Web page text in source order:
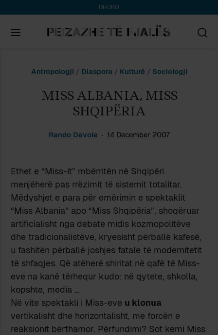
DHURO
SearchAntropologji / Diaspora/ Kulturë / Sociologji
MISS ALBANIA, MISS
SHQIPËRIA
Rando Devole 14 December 2007
Ethet e “Miss-it” mbërritën në Shqipëri
menjëherë pas rrëzimit të sistemit totalitar.
Mëdyshjet e para për emërimin e spektaklit
“Miss Albania” apo “Miss Shqipëria”, shoqëruar
artificialisht nga debate midis kozmopolitëve
dhe tradicionalistëve, kryesisht përballë kafesë,
u fashitën përballë joshjes fatale të modernitetit
të shfaqjes. Që atëherë shiritat në qafë të Miss-
eve na kanë tërhequr kudo: në qytete, shkolla,
kopshte, media …
Në vite spektakli i Miss-eve u klonua
vertikalisht dhe horizontalisht, me forcën e
reaksionit bërthamor. Përfundimi? Sot kemi Miss